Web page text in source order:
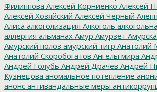
Филиппова Алексей Корниенко Алексей
Алексей Хозяйский Алексей Черный
Алиса алкоголизация Алкоголь
аллергия альманах Амур Амурзет
Амурский полоз амурский тигр Анатолий
Анатолий Скоробогатов Ангелы мира
Андрей Голубь Андрей Драчев Андрей
Кузнецова аномальное потепление
анонс антивандальные меры